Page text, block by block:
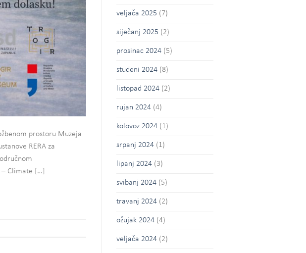
prostoru Muzeja
RERA za
Climate […]
veljača 2025 (7)
siječanj 2025 (2)
prosinac 2024(5)
studeni 2024(8)
listopad 2024(2)
rujan 2024(4)
kolovoz 2024(1)
srpanj 2024(1)
lipanj 2024(3)
svibanj 2024(5)
travanj 2024(2)
ožujak 2024(4)
veljača 2024(2)